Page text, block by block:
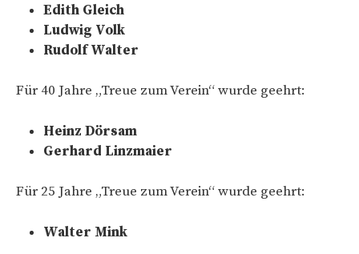
Edith Gleich
Ludwig Volk
Rudolf Walter
Für 40 Jahre „Treue zum Verein“ wurde geehrt:
Heinz Dörsam
Gerhard Linzmaier
Für 25 Jahre „Treue zum Verein“ wurde geehrt:
Walter Mink